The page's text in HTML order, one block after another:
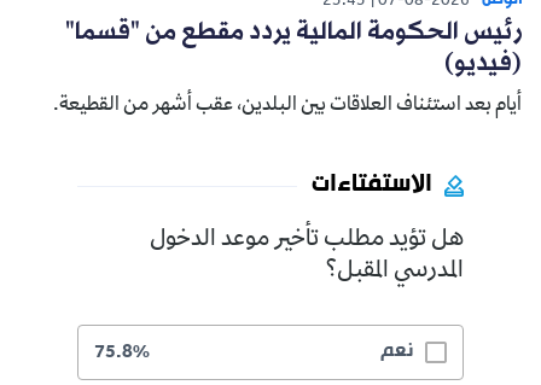
رئيس الحكومة المالية يردد مقطع من "قسما"
(فيديو)
أيام بعد استئناف العلاقات بين البلدين، عقب أشهر من القطيعة.
الاستفتاءات
هل تؤيد مطلب تأخير موعد الدخول
المدرسي المقبل؟
نعم 75.8%